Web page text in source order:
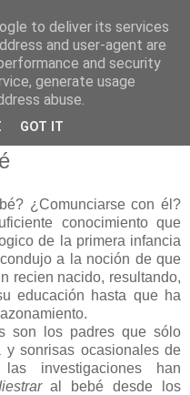
¿Comunciarse con él?
conocimiento que
de la primera infancia
a la noción de que
recien nacido, resultando,
educación hasta que ha
son los padres que sólo
y sonrisas ocasionales de
las investigaciones han
al bebé desde los
to deliver its services
and user-agent are
and security
generate usage
abuse.
GOT IT